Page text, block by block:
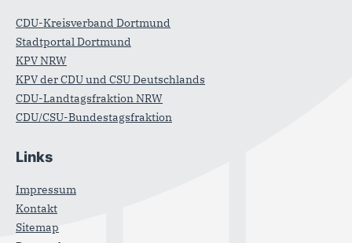
CDU-Kreisverband Dortmund
Stadtportal Dortmund
KPV NRW
KPV der CDU und CSU Deutschlands
CDU-Landtagsfraktion NRW
CDU/CSU-Bundestagsfraktion
Links
Impressum
Kontakt
Sitemap